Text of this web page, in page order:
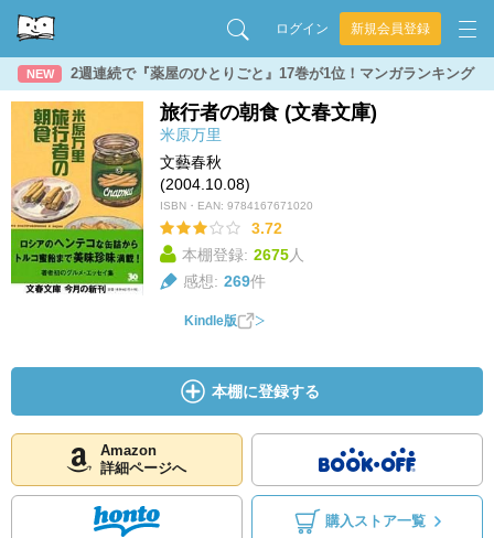
ログイン 新規会員登録
NEW 2週連続で『薬屋のひとりごと』17巻が1位！マンガランキング
旅行者の朝食 (文春文庫)
米原万里
文藝春秋
(2004.10.08)
ISBN・EAN: 9784167671020
3.72
本棚登録: 2675人
感想: 269件
Kindle版
本棚に登録する
Amazon
詳細ページへ
購入ストア一覧